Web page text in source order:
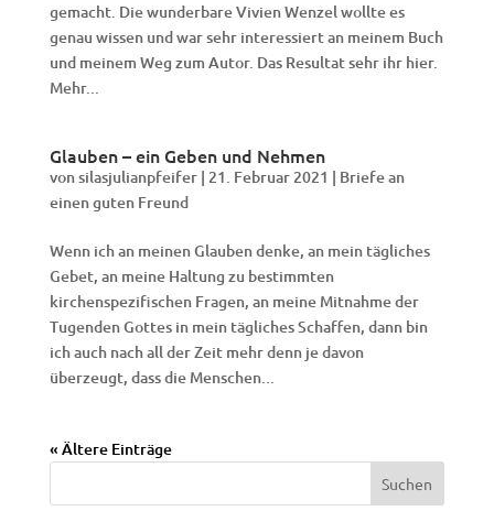
gemacht. Die wunderbare Vivien Wenzel wollte es
genau wissen und war sehr interessiert an meinem Buch
und meinem Weg zum Autor. Das Resultat sehr ihr hier.
Mehr...
Glauben – ein Geben und Nehmen
vonsilasjulianpfeifer| 21. Februar 2021 | Briefe an
einen guten Freund
Wenn ich an meinen Glauben denke, an mein tägliches
Gebet, an meine Haltung zu bestimmten
kirchenspezifischen Fragen, an meine Mitnahme der
Tugenden Gottes in mein tägliches Schaffen, dann bin
ich auch nach all der Zeit mehr denn je davon
überzeugt, dass die Menschen...
« Ältere Einträge